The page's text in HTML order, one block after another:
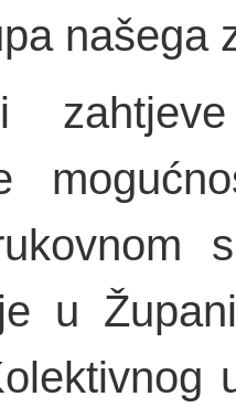
našega
u